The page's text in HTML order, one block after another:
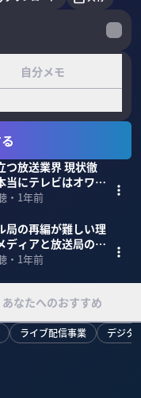
自分メモ
つ放送業界 現状徹
当にテレビはオワコ
・ 1年前
局の再編が難しい理
ディアと放送局の関
・ 1年前
あなたへのおすすめ
ライブ配信事業 デジタ